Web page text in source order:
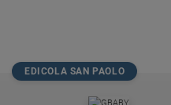
Policy
EDICOLA SAN PAOLO